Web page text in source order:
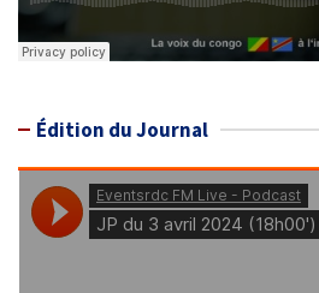
Édition du Journal